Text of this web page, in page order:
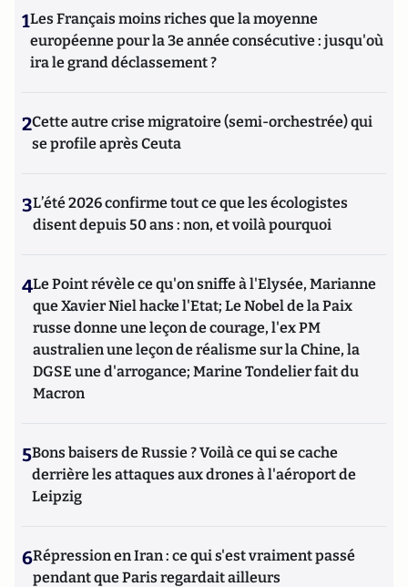
1Les Français moins riches que la moyenne
européenne pour la 3e année consécutive : jusqu'où
ira le grand déclassement ?
2Cette autre crise migratoire (semi-orchestrée) qui
se profile après Ceuta
3L’été 2026 confirme tout ce que les écologistes
disent depuis 50 ans : non, et voilà pourquoi
4Le Point révèle ce qu'on sniffe à l'Elysée, Marianne
que Xavier Niel hacke l'Etat; Le Nobel de la Paix
russe donne une leçon de courage, l'ex PM
australien une leçon de réalisme sur la Chine, la
DGSE une d'arrogance; Marine Tondelier fait du
Macron
5Bons baisers de Russie ? Voilà ce qui se cache
derrière les attaques aux drones à l'aéroport de
Leipzig
6Répression en Iran : ce qui s'est vraiment passé
pendant que Paris regardait ailleurs